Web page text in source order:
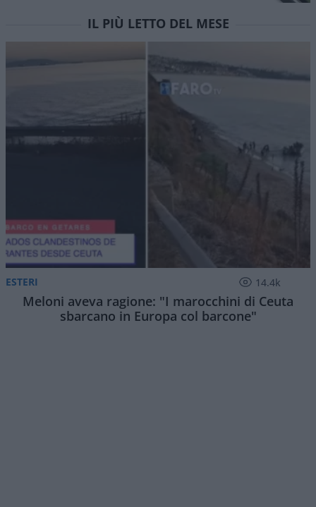
IL PIÙ LETTO DEL MESE
ESTERI 14.4k
Meloni aveva ragione: "I marocchini di Ceuta
sbarcano in Europa col barcone"